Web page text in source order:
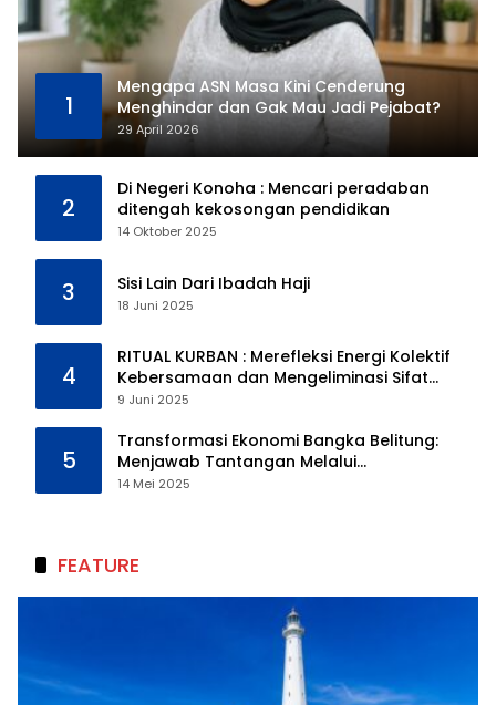
1
Mengapa ASN Masa Kini Cenderung
Menghindar dan Gak Mau Jadi Pejabat?
29 April 2026
2
Di Negeri Konoha : Mencari peradaban
ditengah kekosongan pendidikan
14 Oktober 2025
3 Sisi Lain Dari Ibadah Haji
18 Juni 2025
4
RITUAL KURBAN : Merefleksi Energi Kolektif
Kebersamaan dan Mengeliminasi Sifat
Kebinatangan Manusia
9 Juni 2025
5
Transformasi Ekonomi Bangka Belitung:
Menjawab Tantangan Melalui
Pengelolaan Sumber Daya Alam yang
14 Mei 2025
FEATURE